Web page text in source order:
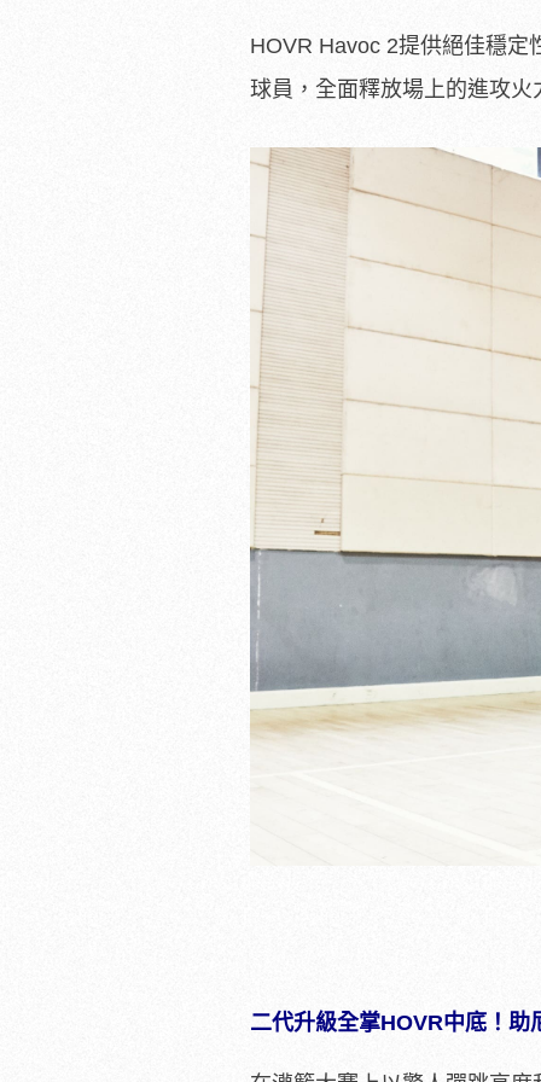
HOVR Havoc 2提供絕佳穩定
球員，全面釋放場上的進攻火
二代升級全掌HOVR中底！